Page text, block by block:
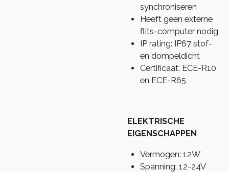
synchroniseren
Heeft geen externe
flits-computer nodig
IP rating: IP67 stof-
en dompeldicht
Certificaat: ECE-R10
en ECE-R65
ELEKTRISCHE
EIGENSCHAPPEN
Vermogen: 12W
Spanning: 12-24V